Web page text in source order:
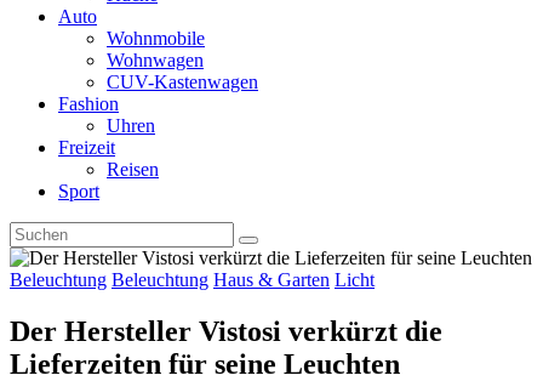
Auto
Wohnmobile
Wohnwagen
CUV-Kastenwagen
Fashion
Uhren
Freizeit
Reisen
Sport
Beleuchtung Beleuchtung Haus & Garten Licht
Der Hersteller Vistosi verkürzt die
Lieferzeiten für seine Leuchten